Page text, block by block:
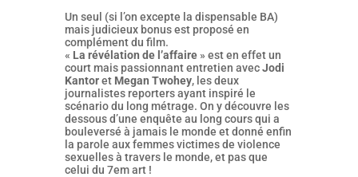
Un seul (si l’on excepte la dispensable BA)
mais judicieux bonus est proposé en
complément du film.
« La révélation de l’affaire » est en effet un
court mais passionnant entretien avecJodi
Kantoret Megan Twohey, les deux
journalistes reporters ayant inspiré le
scénario du long métrage. On y découvre les
dessous d’une enquête au long cours qui a
bouleversé à jamais le monde et donné enfin
la parole aux femmes victimes de violence
sexuelles à travers le monde, et pas que
celui du 7em art !